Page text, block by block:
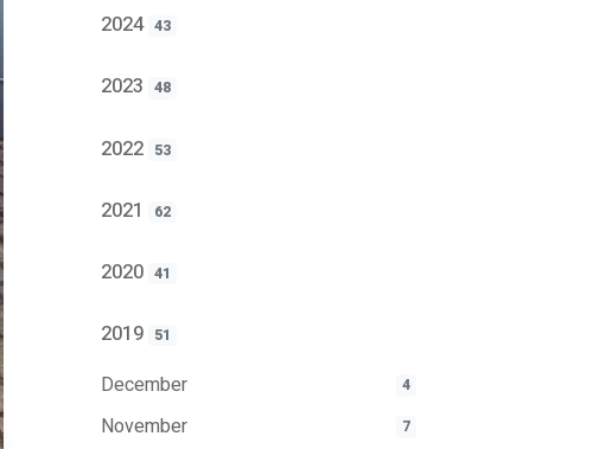
2024 43
2023 48
2022 53
2021 62
2020 41
2019 51
December 4
November 7